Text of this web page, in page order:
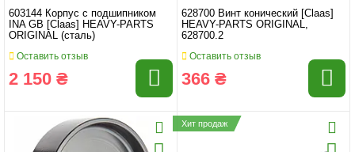
603144 Корпус с подшипником
INA GB [Claas] HEAVY-PARTS
ORIGINAL (сталь)
Оставить отзыв
2 150 ₴
628700 Винт конический [Claas]
HEAVY-PARTS ORIGINAL,
628700.2
Оставить отзыв
366 ₴
Хит продаж